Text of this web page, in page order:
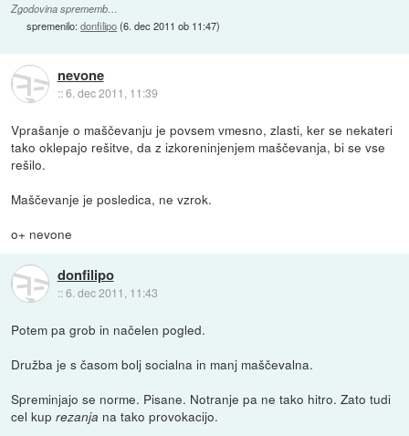
Zgodovina sprememb…
spremenilo:donfilipo(6. dec 2011 ob 11:47)
nevone
::6. dec 2011, 11:39
Vprašanje o maščevanju je povsem vmesno, zlasti, ker se nekateri
tako oklepajo rešitve, da z izkoreninjenjem maščevanja, bi se vse
rešilo.
Maščevanje je posledica, ne vzrok.
o+ nevone
donfilipo
::6. dec 2011, 11:43
Potem pa grob in načelen pogled.
Družba je s časom bolj socialna in manj maščevalna.
Spreminjajo se norme. Pisane. Notranje pa ne tako hitro. Zato tudi
cel kuprezanja na tako provokacijo.